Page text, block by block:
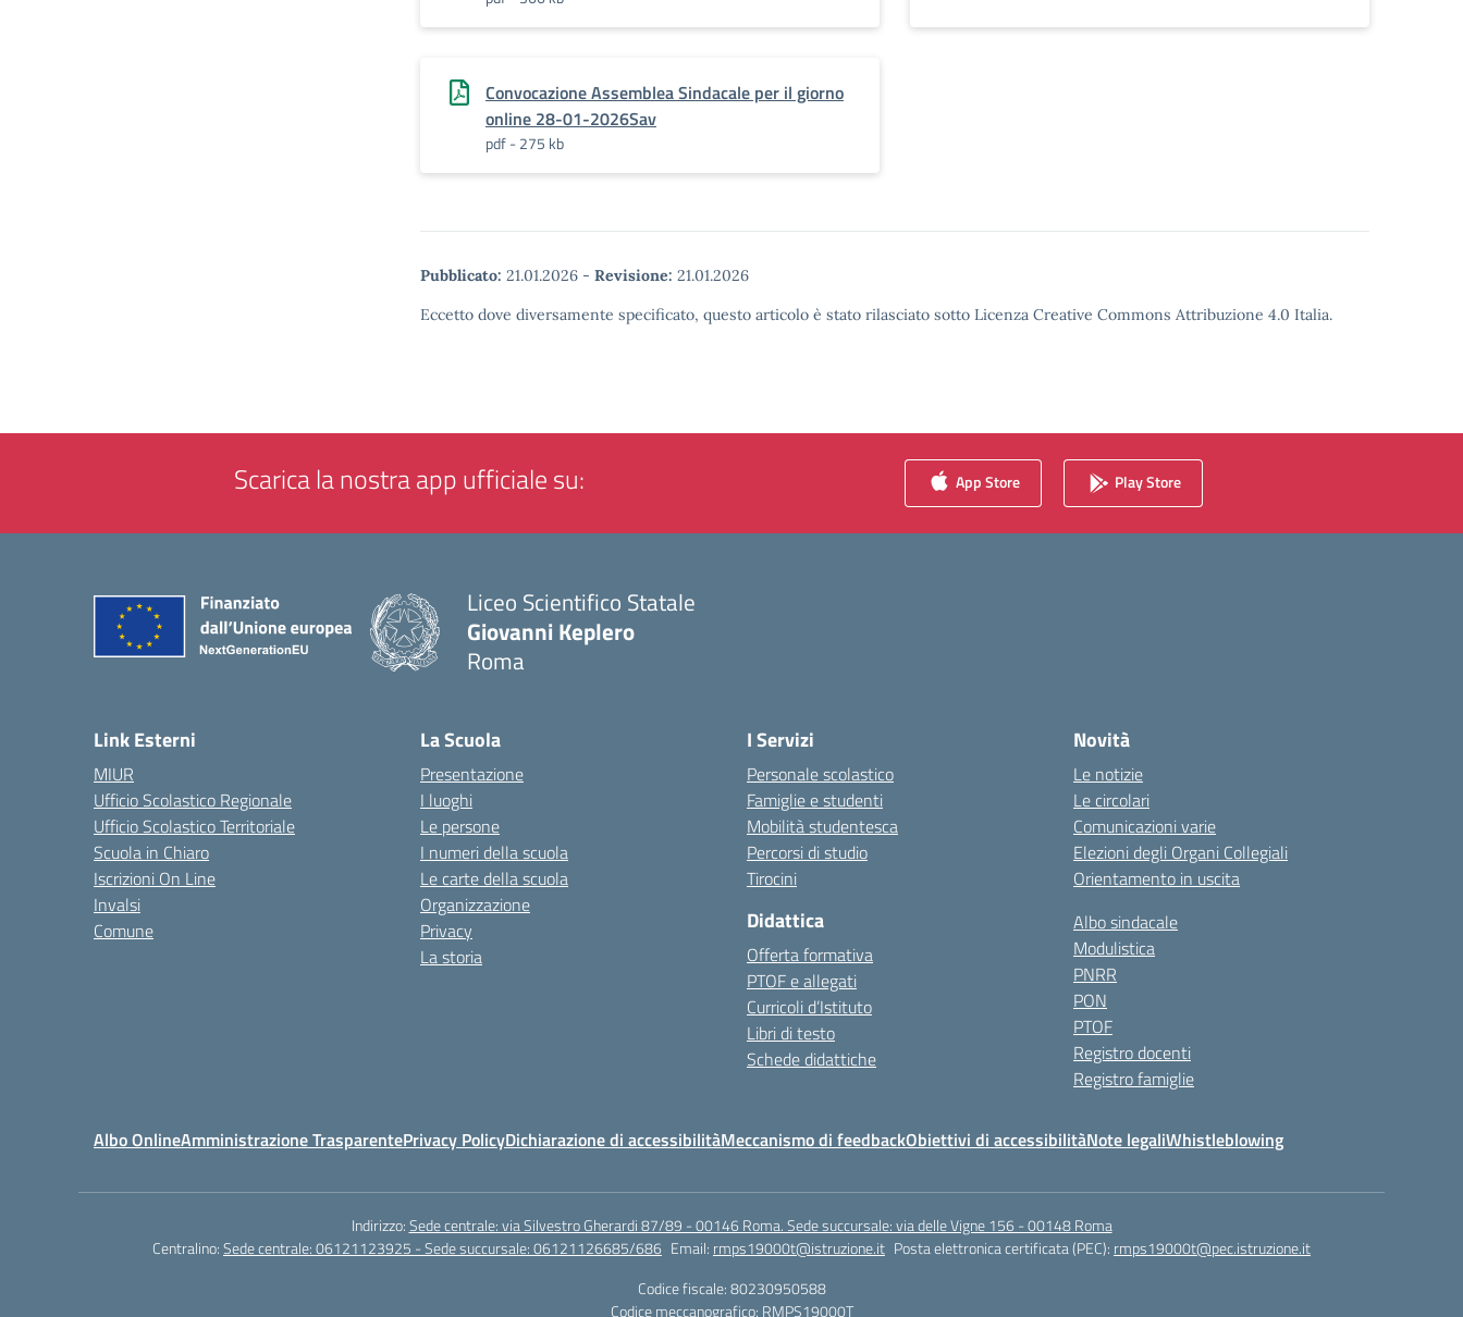
Convocazione Assemblea Sindacale per il giorno
online 28-01-2026Sav
pdf - 275 kb
Pubblicato: 21.01.2026 - Revisione: 21.01.2026
Eccetto dove diversamente specificato, questo articolo è stato rilasciato sotto Licenza Creative Commons Attribuzione 4.0 Italia.
Scarica la nostra app ufficiale su: App Store Play Store
Liceo Scientifico Statale
Giovanni Keplero
Roma
Link Esterni
MIUR
Ufficio Scolastico Regionale
Ufficio Scolastico Territoriale
Scuola in Chiaro
Iscrizioni On Line
Invalsi
Comune
La Scuola
Presentazione
I luoghi
Le persone
I numeri della scuola
Le carte della scuola
Organizzazione
Privacy
La storia
I Servizi
Personale scolastico
Famiglie e studenti
Mobilità studentesca
Percorsi di studio
Tirocini
Didattica
Offerta formativa
PTOF e allegati
Curricoli d’Istituto
Libri di testo
Schede didattiche
Novità
Le notizie
Le circolari
Comunicazioni varie
Elezioni degli Organi Collegiali
Orientamento in uscita
Albo sindacale
Modulistica
PNRR
PON
PTOF
Registro docenti
Registro famiglie
Albo OnlineAmministrazione TrasparentePrivacy PolicyDichiarazione di accessibilitàMeccanismo di feedbackObiettivi di accessibilitàNote legaliWhistleblowing
Indirizzo:Sede centrale: via Silvestro Gherardi 87/89 - 00146 Roma. Sede succursale: via delle Vigne 156 - 00148 Roma
Centralino:Sede centrale: 06121123925 - Sede succursale: 06121126685/686 Email: rmps19000t@istruzione.it Posta elettronica certificata (PEC): rmps19000t@pec.istruzione.it
Codice fiscale: 80230950588
Codice meccanografico: RMPS19000T